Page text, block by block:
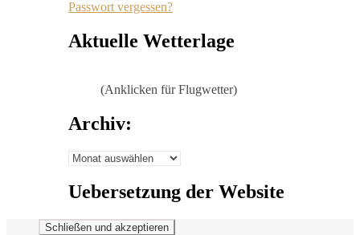
Passwort vergessen?
Aktuelle Wetterlage
(Anklicken für Flugwetter)
Archiv:
Archiv:
Uebersetzung der Website